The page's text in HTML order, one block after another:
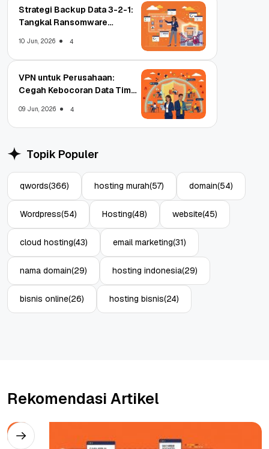
Strategi Backup Data 3-2-1:
Tangkal Ransomware
10 Jun, 2026 4
VPN untuk Perusahaan:
Cegah Kebocoran Data Tim
09 Jun, 2026 4
Topik Populer
qwords(366) hosting murah(57) domain(54)
Wordpress(54) Hosting(48) website(45)
cloud hosting(43) email marketing(31)
nama domain(29) hosting indonesia(29)
bisnis online(26) hosting bisnis(24)
Rekomendasi Artikel